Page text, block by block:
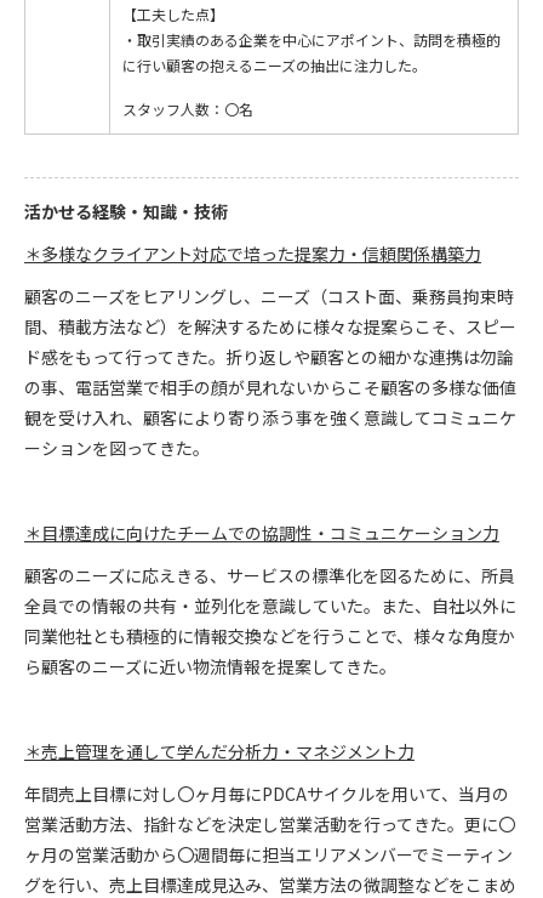
【工夫した点】
・取引実績のある企業を中心にアポイント、訪問を積極的
に行い顧客の抱えるニーズの抽出に注力した。
スタッフ人数：〇名
活かせる経験・知識・技術
＊多様なクライアント対応で培った提案力・信頼関係構築力
顧客のニーズをヒアリングし、ニーズ（コスト面、乗務員拘束時
間、積載方法など）を解決するために様々な提案らこそ、スピー
ド感をもって行ってきた。折り返しや顧客との細かな連携は勿論
の事、電話営業で相手の顔が見れないからこそ顧客の多様な価値
観を受け入れ、顧客により寄り添う事を強く意識してコミュニケ
ーションを図ってきた。
＊目標達成に向けたチームでの協調性・コミュニケーション力
顧客のニーズに応えきる、サービスの標準化を図るために、所員
全員での情報の共有・並列化を意識していた。また、自社以外に
同業他社とも積極的に情報交換などを行うことで、様々な角度か
ら顧客のニーズに近い物流情報を提案してきた。
＊売上管理を通して学んだ分析力・マネジメント力
年間売上目標に対し〇ヶ月毎にPDCAサイクルを用いて、当月の
営業活動方法、指針などを決定し営業活動を行ってきた。更に〇
ヶ月の営業活動から〇週間毎に担当エリアメンバーでミーティン
グを行い、売上目標達成見込み、営業方法の微調整などをこまめ